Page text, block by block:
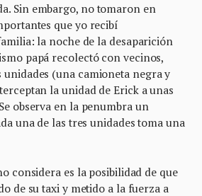
Sin embargo, no tomaron en
que yo recibí
la noche de la desaparición
papá recolectó con vecinos,
unidades (una camioneta negra y
la unidad de Erick a unas
observa en la penumbra un
una de las tres unidades toma una
considera es la posibilidad de que
de su taxi y metido a la fuerza a